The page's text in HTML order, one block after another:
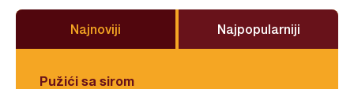
Najnoviji Najpopularniji
Pužići sa sirom